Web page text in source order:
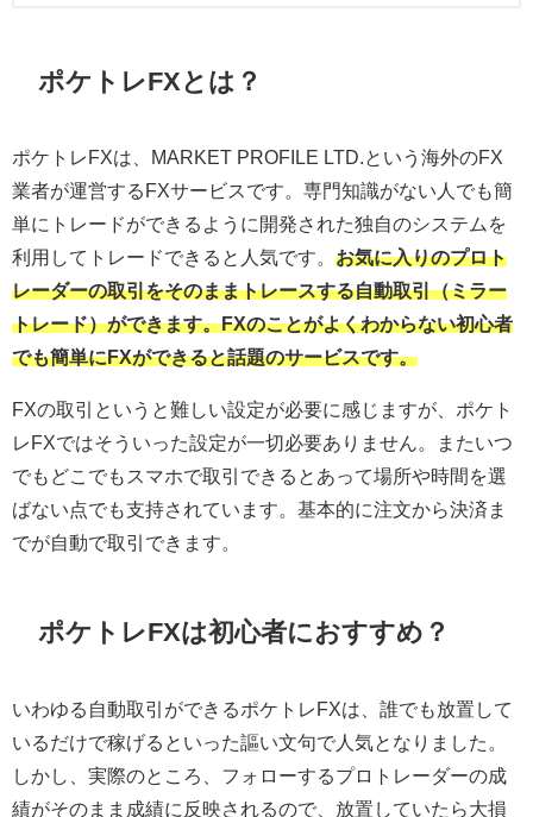
ポケトレFXとは？
ポケトレFXは、MARKET PROFILE LTD.という海外のFX
業者が運営するFXサービスです。専門知識がない人でも簡
単にトレードができるように開発された独自のシステムを
利用してトレードできると人気です。 お気に入りのプロト
レーダーの取引をそのままトレースする自動取引（ミラー
トレード）ができます。FXのことがよくわからない初心者
でも簡単にFXができると話題のサービスです。
FXの取引というと難しい設定が必要に感じますが、ポケト
レFXではそういった設定が一切必要ありません。またいつ
でもどこでもスマホで取引できるとあって場所や時間を選
ばない点でも支持されています。基本的に注文から決済ま
でが自動で取引できます。
ポケトレFXは初心者におすすめ？
いわゆる自動取引ができるポケトレFXは、誰でも放置して
いるだけで稼げるといった謳い文句で人気となりました。
しかし、実際のところ、フォローするプロトレーダーの成
績がそのまま成績に反映されるので、放置していたら大損